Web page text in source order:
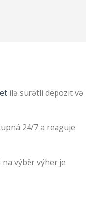
ilə sürətli depozit və
24/7 a reaguje
výběr výher je